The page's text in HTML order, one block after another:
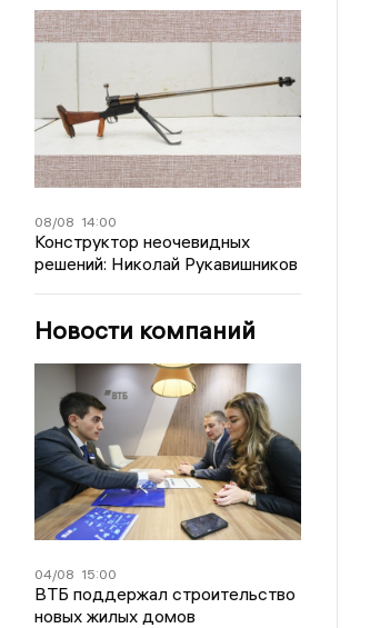
08/08 14:00
Конструктор неочевидных
решений: Николай Рукавишников
Новости компаний
04/08 15:00
ВТБ поддержал строительство
новых жилых домов